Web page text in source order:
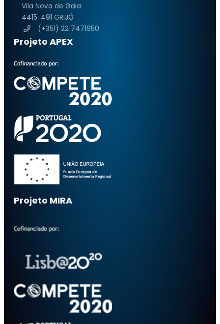
Vila Nova de Gaia
4415-491 GRIJÓ
(+351) 22 7471950
Projeto APEX
Projeto MIRA